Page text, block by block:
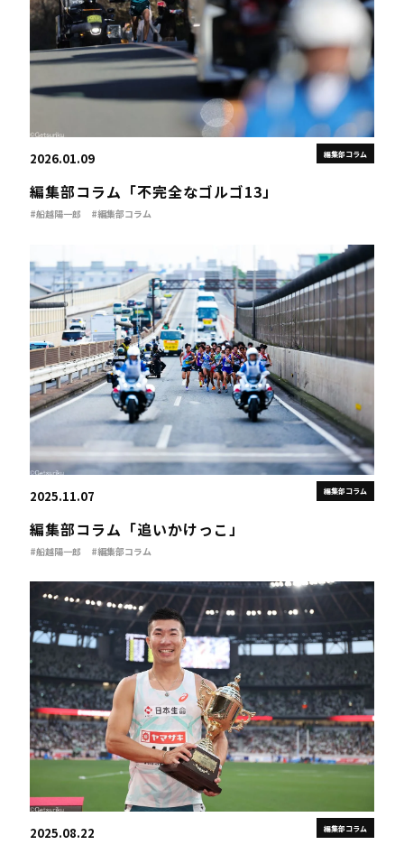
編集部コラム
2026.01.09
編集部コラム「不完全なゴルゴ13」
#船越陽一郎 #編集部コラム
編集部コラム
2025.11.07
編集部コラム「追いかけっこ」
#船越陽一郎 #編集部コラム
編集部コラム
2025.08.22